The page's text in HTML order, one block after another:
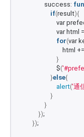
                success:
if(result){
var
                        var html =
for(var
                            html +=
}
                        $
(
}else{
alert('通
}
}
});
});